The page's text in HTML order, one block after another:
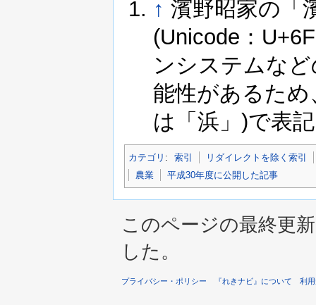
↑ 濱野昭家の「
(Unicode：
ンシステムな
能性があるため
は「浜」)で表
カテゴリ : 索引
リダイレクトを除く索引
農業
平成30年度に公開した記事
このページの最終更
した。
プライバシー・ポリシー 『れきナビ』について 利